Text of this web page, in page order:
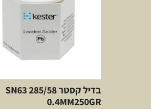
בדיל קסטר SN63 285/58
0.4MM250GR